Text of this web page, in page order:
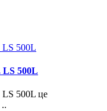
LS 500L
500L це